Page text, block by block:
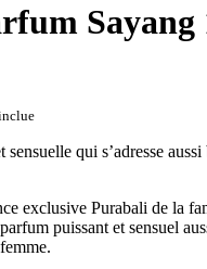
Sayang
sensuelle qui s’adresse
exclusive Purabali de la
puissant et sensuel